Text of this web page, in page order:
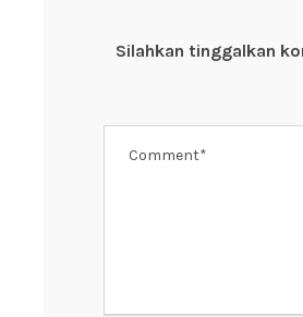
Silahkan tinggalkan